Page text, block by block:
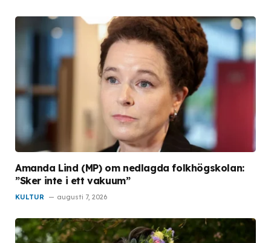
Amanda Lind (MP) om nedlagda folkhögskolan:
”Sker inte i ett vakuum”
KULTUR augusti 7, 2026